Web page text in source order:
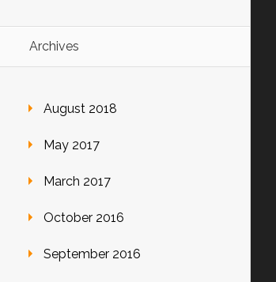
Archives
August 2018
May 2017
March 2017
October 2016
September 2016